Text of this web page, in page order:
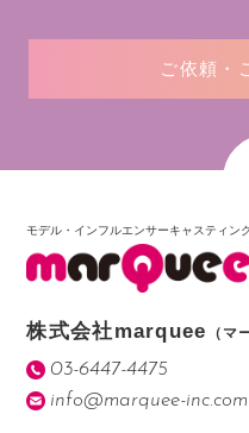
ご依頼・
モデル・インフルエンサーキャスティン
株式会社marquee （マ
03-6447-4475
info@marquee-inc.com